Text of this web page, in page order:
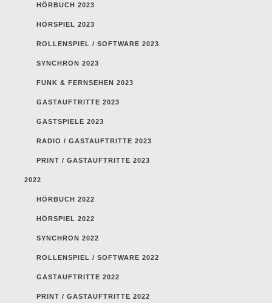
HÖRBUCH 2023
HÖRSPIEL 2023
ROLLENSPIEL / SOFTWARE 2023
SYNCHRON 2023
FUNK & FERNSEHEN 2023
GASTAUFTRITTE 2023
GASTSPIELE 2023
RADIO / GASTAUFTRITTE 2023
PRINT / GASTAUFTRITTE 2023
2022
HÖRBUCH 2022
HÖRSPIEL 2022
SYNCHRON 2022
ROLLENSPIEL / SOFTWARE 2022
GASTAUFTRITTE 2022
PRINT / GASTAUFTRITTE 2022